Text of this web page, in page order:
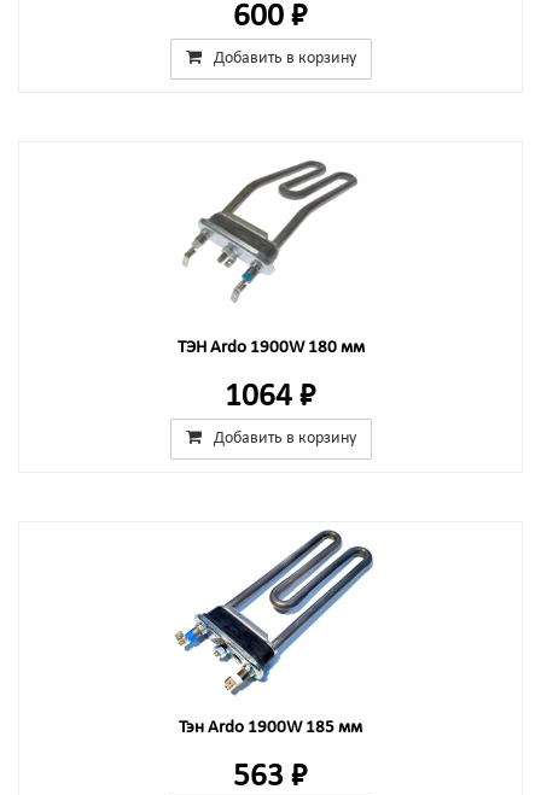
600 ₽
Добавить в корзину
ТЭН Ardo 1900W 180 мм
1064 ₽
Добавить в корзину
Тэн Ardo 1900W 185 мм
563 ₽